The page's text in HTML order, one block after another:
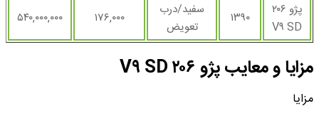
پژو ۲۰۶
V۹ SD
۱۳۹۰
سفید/درب
تعویض
۱۷۶,۰۰۰ ۵۴۰,۰۰۰,۰۰۰
مزایا و معایب پژو ۲۰۶ V۹ SD
مزایا